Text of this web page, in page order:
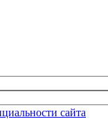
сайта